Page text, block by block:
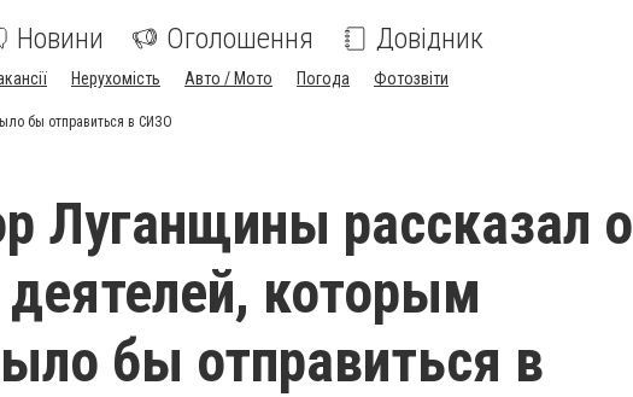
Новини Оголошення Довідник
Нерухомість Авто / Мото Погода Фотозвіти
бы отправиться в СИЗО
Луганщины рассказал о
которым
бы отправиться в